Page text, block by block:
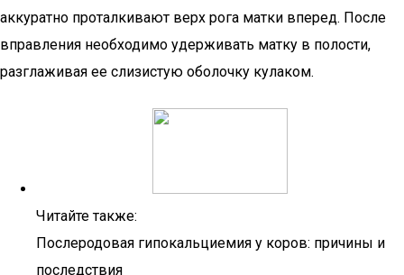
аккуратно проталкивают верх рога матки вперед. После
вправления необходимо удерживать матку в полости,
разглаживая ее слизистую оболочку кулаком.
Читайте также:
Послеродовая гипокальциемия у коров: причины и
последствия